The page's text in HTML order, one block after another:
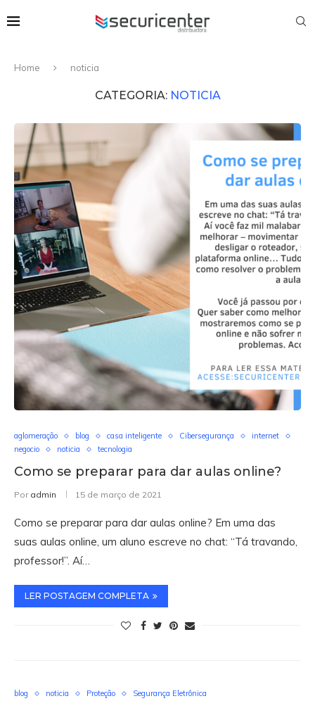
Home noticia
CATEGORIA: NOTICIA
aglomeração blog casa inteligente Cibersegurança
internet
negocio
noticia tecnologia
Como se preparar para dar aulas online?
Por admin 15 de março de 2021
Como se preparar para dar aulas online? Em uma das
suas aulas online, um aluno escreve no chat: “Tá travando,
professor!”. Aí…
LER POSTAGEM COMPLETA
blog noticia Proteção Segurança Eletrônica